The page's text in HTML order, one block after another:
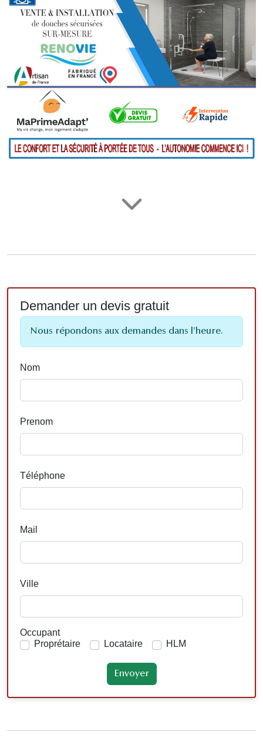
Demander un devis gratuit
Nous répondons aux demandes dans l'heure.
Nom
Prenom
Téléphone
Mail
Ville
Occupant
Proprétaire
Locataire HLM